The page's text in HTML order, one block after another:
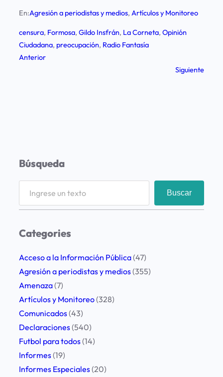
En:Agresión a periodistas y medios, Artículos y Monitoreo
censura, Formosa, Gildo Insfrán, La Corneta, Opinión
Ciudadana, preocupación, Radio Fantasía
Anterior
Siguiente
Búsqueda
r
h
Buscar
Categories
Acceso a la Información Pública(47)
Agresión a periodistas y medios(355)
Amenaza(7)
Artículos y Monitoreo(328)
Comunicados(43)
Declaraciones(540)
Futbol para todos(14)
Informes(19)
Informes Especiales(20)